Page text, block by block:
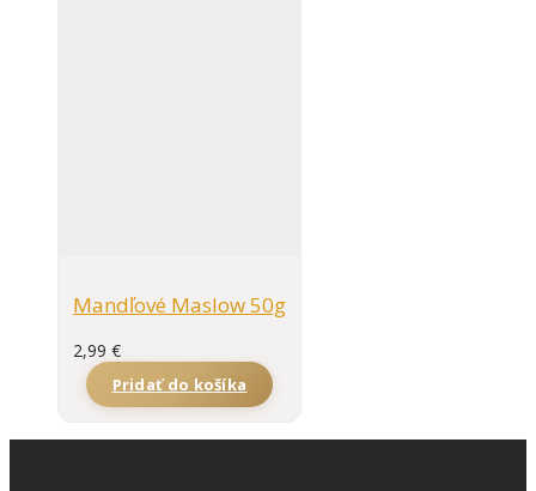
Mandľové Maslow 50g
2,99 €
Pridať do košíka